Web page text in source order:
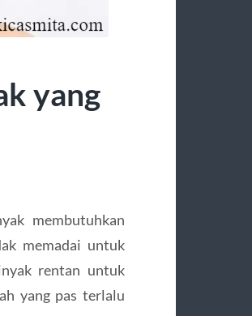
yang
membutuhkan
memadai untuk
rentan untuk
yang pas terlalu